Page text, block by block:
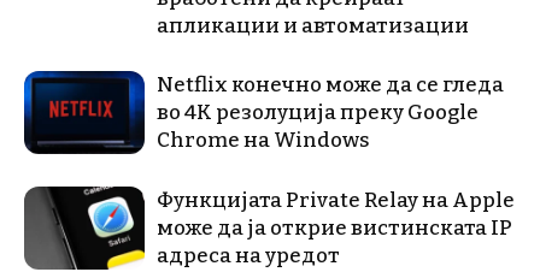
апликации и автоматизации
Netflix конечно може да се гледа
во 4K резолуција преку Google
Chrome на Windows
Функцијата Private Relay на Apple
може да ја открие вистинската IP
адреса на уредот